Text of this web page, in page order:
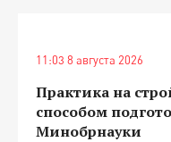
11:03 8 августа 2026
Практика на
способом
Минобрнауки